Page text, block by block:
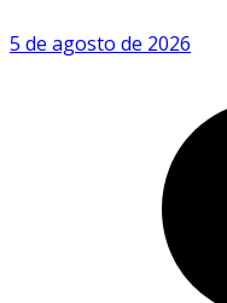
5 de agosto de 2026